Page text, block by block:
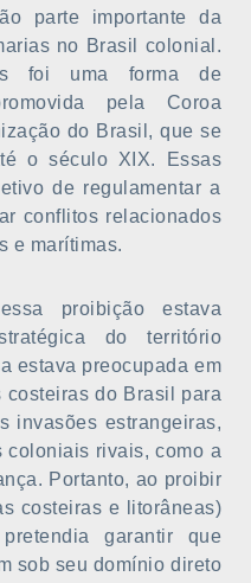
parte importante da
no Brasil colonial.
foi uma forma de
pela Coroa
do Brasil, que se
o século XIX. Essas
de regulamentar a
conflitos relacionados
e marítimas.
proibição estava
do território
estava preocupada em
costeiras do Brasil para
invasões estrangeiras,
coloniais rivais, como a
Portanto, ao proibir
costeiras e litorâneas)
garantir que
sob seu domínio direto